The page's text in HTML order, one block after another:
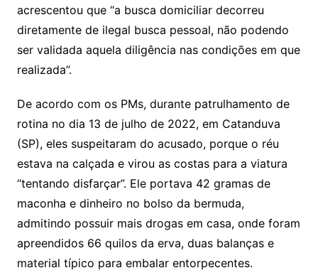
acrescentou que “a busca domiciliar decorreu
diretamente de ilegal busca pessoal, não podendo
ser validada aquela diligência nas condições em que
realizada”.
De acordo com os PMs, durante patrulhamento de
rotina no dia 13 de julho de 2022, em Catanduva
(SP), eles suspeitaram do acusado, porque o réu
estava na calçada e virou as costas para a viatura
“tentando disfarçar”. Ele portava 42 gramas de
maconha e dinheiro no bolso da bermuda,
admitindo possuir mais drogas em casa, onde foram
apreendidos 66 quilos da erva, duas balanças e
material típico para embalar entorpecentes.